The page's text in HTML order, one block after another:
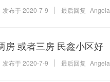
发布于2020-7-9 最后回复
房 或者三房 民鑫小区好
发布于2020-7-9 最后回复